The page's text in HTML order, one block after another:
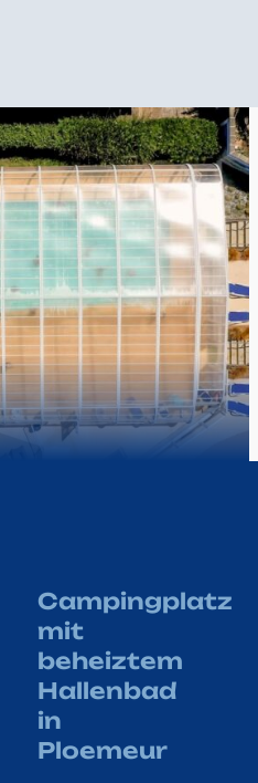
Campingplatz
mit
beheiztem
Hallenbad
in
Ploemeur